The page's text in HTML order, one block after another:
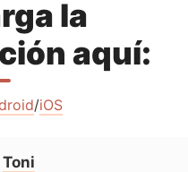
la
aquí:
/iOS
Toni